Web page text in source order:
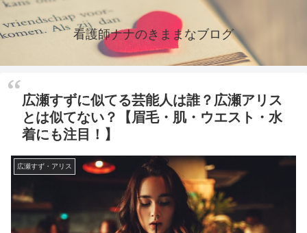
看護師ナナのきままなブログ
広瀬すずに似てる芸能人は誰？広瀬アリス
とは似てない？【眉毛・肌・ウエスト・水
着にも注目！】
広瀬すず・アリス